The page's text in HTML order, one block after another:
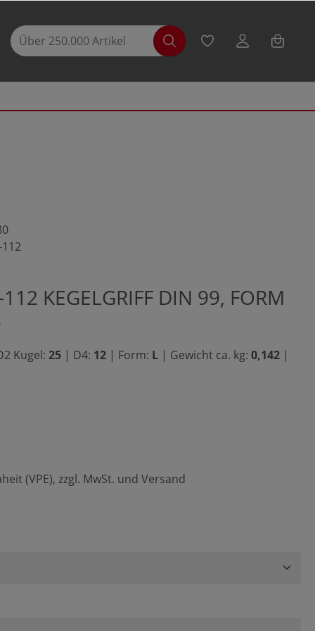
KEGELGRIFF DIN 99, FORM
Kugel: 25 | D4: 12 | Form: L | Gewicht ca. kg: 0,142 |
(VPE), zzgl. MwSt. und Versand